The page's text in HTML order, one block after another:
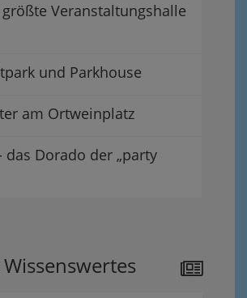
Veranstaltungshalle
und Parkhouse
am Ortweinplatz
das Dorado der „party